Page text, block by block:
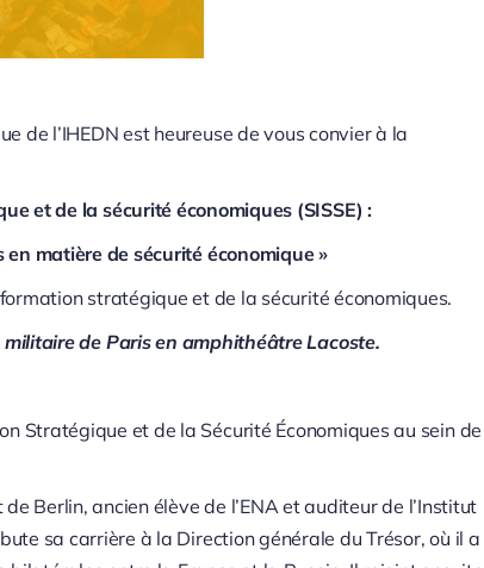
de l’IHEDN est heureuse de vous convier à la
et de la sécurité économiques (SISSE) :
matière de sécurité économique »
stratégique et de la sécurité économiques.
de Paris en amphithéâtre Lacoste.
Stratégique et de la Sécurité Économiques au sein de
Berlin, ancien élève de l’ENA et auditeur de l’Institut
sa carrière à la Direction générale du Trésor, où il a